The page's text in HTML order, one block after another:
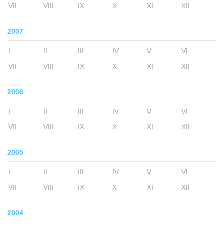
VII
VIII IX X XI XII
2007
I II III IV V
VI
VII
VIII IX X XI XII
2006
I II III IV V
VI
VII
VIII IX X XI XII
2005
I II III IV V
VI
VII
VIII IX X XI XII
2004